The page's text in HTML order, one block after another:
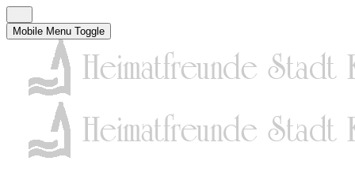
Mobile Menu Toggle